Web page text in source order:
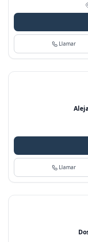
Llamar
Llamar